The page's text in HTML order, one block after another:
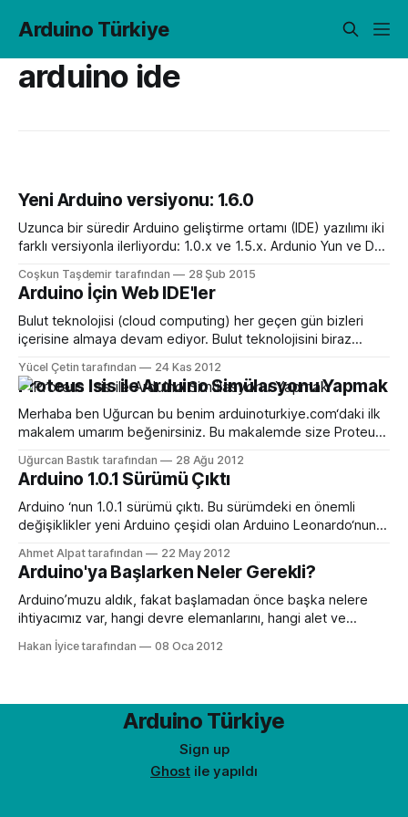
Arduino Türkiye
arduino ide
Yeni Arduino versiyonu: 1.6.0
Uzunca bir süredir Arduino geliştirme ortamı (IDE) yazılımı iki
farklı versiyonla ilerliyordu: 1.0.x ve 1.5.x. Ardunio Yun ve Due
kullanmak gerekiyordu. Geçtiğimiz haftalarda bu iki
versiyonun ve uzunca süredir yapılan geliştirmelerin
eklendiği 1.6.0 versiyonu
Coşkun Taşdemir tarafından 28 Şub 2015
Arduino İçin Web IDE'ler
Bulut teknolojisi (cloud computing) her geçen gün bizleri
içerisine almaya devam ediyor. Bulut teknolojisini biraz
herhangi bir kuruluma gerek olmadan, bağımsız
platformlarda web tabanlı uygulamalar ile kullanıcılara
yazılım kaynaklarını sunan bir teknolojidir. Tabi benim
tanımlamamdan birşey anlamadınız o yüzden sizinle bir
Yücel Çetin tarafından 24 Kas 2012
Proteus Isis ile Arduino Simülasyonu Yapmak
Merhaba ben Uğurcan bu benim arduinoturkiye.com‘daki ilk
makalem umarım beğenirsiniz. Bu makalemde size Proteus
anlatacağım. Devrelerinizi tasarladıktan sonra onları simüle
etmek gerçekten önemli. Size zaman kazandırır. Yaptığınız
hataları daha kolay görürsünüz. Yazdığınız programın düzgün
çalışıp çalışmadığını kontrol edersiniz. Bunun
Uğurcan Bastık tarafından 28 Ağu 2012
Arduino 1.0.1 Sürümü Çıktı
Arduino ‘nun 1.0.1 sürümü çıktı. Bu sürümdeki en önemli
değişiklikler yeni Arduino çeşidi olan Arduino Leonardo‘nun
olması. Dil seçeneğinin, Japon geliştiricilerden birinin .po
dosyasını(dil dosyası) oluşturması ve ilk olarak Japonca’ya
çevirmesiyle başladığı, Arduino geliştiricilerinden Massimo
Banzi tarafından
Ahmet Alpat tarafından 22 May 2012
Arduino'ya Başlarken Neler Gerekli?
Arduino’muzu aldık, fakat başlamadan önce başka nelere
ihtiyacımız var, hangi devre elemanlarını, hangi alet ve
edevatları edinmeliyiz soruları aklımızı kurcalıyor. Sorunun
cevabı oldukça basit. Arduino, USB kablosu ve bilgisayar
çeşitli elektronik mağazalarından veya internet üzerinden
Hakan İyice tarafından 08 Oca 2012
Arduino Türkiye
Sign up
Ghost ile yapıldı